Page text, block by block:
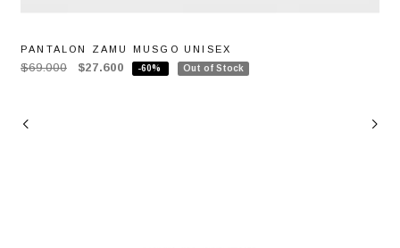
PANTALON ZAMU MUSGO UNISEX
$69.000 $27.600 -60% Out of Stock